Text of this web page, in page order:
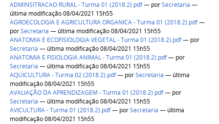
ADMINSITRACAO RURAL - Turma 01 (2018.2).pdf— porSecretaria —
última modificação 08/04/2021 15h55
AGROECOLOGIA E AGRICULTURA ORGANICA - Turma 01 (2018.2).pdf—
porSecretaria — última modificação 08/04/2021 15h55
ANATOMIA E ECOFISIOLOGIA VEGETAL - Turma 01 (2018.2).pdf— por
Secretaria — última modificação 08/04/2021 15h55
ANATOMIA E FISIOLOGIA ANIMAL - Turma 01 (2018.2).pdf— por
Secretaria — última modificação 08/04/2021 15h55
AQUICULTURA - Turma 02 (2018.2).pdf— porSecretaria — última
modificação 08/04/2021 15h55
AVALIAÇÃO DA APRENDIZAGEM - Turma 01 (2018.2).pdf— por
Secretaria — última modificação 08/04/2021 15h55
AVICULTURA - Turma 01 (2018.2).pdf— porSecretaria — última
modificação 08/04/2021 15h55